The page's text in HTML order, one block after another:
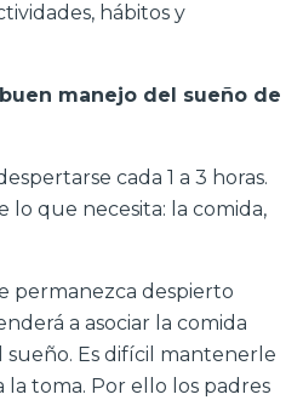
hábitos y
manejo del sueño de
cada 1 a 3 horas.
lo que necesita: la comida,
permanezca despierto
a asociar la comida
sueño. Es difícil mantenerle
toma. Por ello los padres